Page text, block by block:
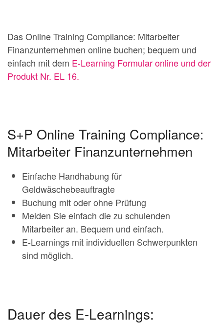
Das Online Training Compliance: Mitarbeiter
Finanzunternehmen online buchen; bequem und
einfach mit dem E-Learning Formular online und der
Produkt Nr. EL 16.
S+P Online Training Compliance:
Mitarbeiter Finanzunternehmen
Einfache Handhabung für
Geldwäschebeauftragte
Buchung mit oder ohne Prüfung
Melden Sie einfach die zu schulenden
Mitarbeiter an. Bequem und einfach.
E-Learnings mit individuellen Schwerpunkten
sind möglich.
Dauer des E-Learnings: